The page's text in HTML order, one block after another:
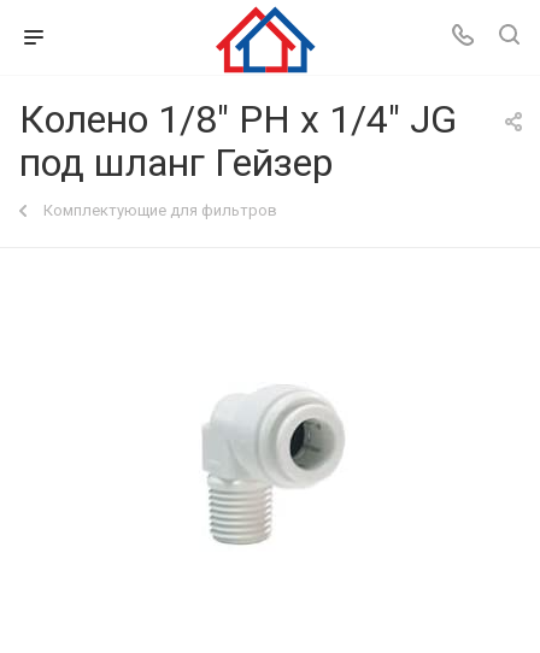
Колено 1/8" РН х 1/4" JG
под шланг Гейзер
Комплектующие для фильтров